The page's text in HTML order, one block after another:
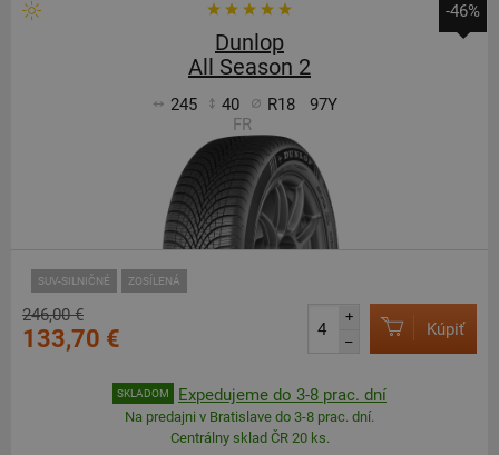
-46%
Dunlop
All Season 2
245 40 R18
97Y
FR
SUV-SILNIČNÉ ZOSÍLENÁ
246,00 €
133,70 €
+
–
Kúpiť
SKLADOM Expedujeme do 3-8 prac. dní
Na predajni v Bratislave do 3-8 prac. dní.
Centrálny sklad ČR 20 ks.